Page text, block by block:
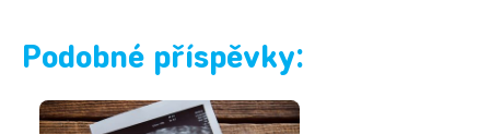
Podobné příspěvky: